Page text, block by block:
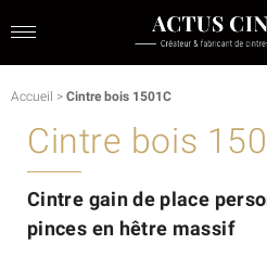
Accueil > Cintre bois 1501C
Cintre bois
Cintre gain de place
pinces en hêtre massif